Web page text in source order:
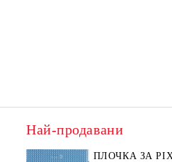
Най-продавани
ПЛОЧКА ЗА